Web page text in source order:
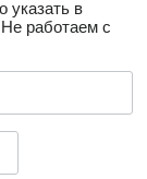
указать в
Не работаем с